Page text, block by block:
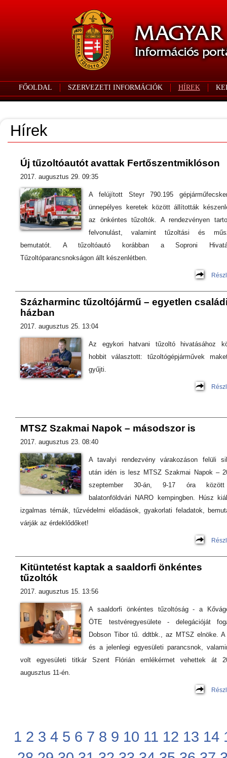
FŐOLDAL SZERVEZETI INFORMÁCIÓK HÍREK
Hírek
Új tűzoltóautót avattak Fertőszentmiklóson
2017. augusztus 29. 09:35
A felújított Steyr 790.195
ünnepélyes keretek között állították
az önkéntes tűzoltók. A rendezvényen
felvonulást, valamint tűzoltási és
bemutatót. A tűzoltóautó korábban a Soproni
Tűzoltóparancsnokságon állt készenlétben.
Százharminc tűzoltójármű – egyetlen
házban
2017. augusztus 25. 13:04
Az egykori hatvani tűzoltó hivatásához
hobbit választott: tűzoltógépjárművek
gyűjti.
MTSZ Szakmai Napok – másodszor is
2017. augusztus 23. 08:40
A tavalyi rendezvény várakozáson felüli
után idén is lesz MTSZ Szakmai Napok –
szeptember 30-án, 9-17 óra
balatonföldvári NARO kempingben. Húsz
izgalmas témák, tűzvédelmi előadások, gyakorlati feladatok,
várják az érdeklődőket!
Kitüntetést kaptak a saaldorfi önkéntes
tűzoltók
2017. augusztus 15. 13:56
A saaldorfi önkéntes tűzoltóság - a
ÖTE testvéregyesülete - delegációját
Dobson Tibor tű. ddtbk., az MTSZ elnöke.
és a jelenlegi egyesületi parancsnok,
volt egyesületi titkár Szent Flórián emlékérmet vehettek át
augusztus 11-én.
1 2 3 4 5 6 7 8 9 10 11 12 13 14